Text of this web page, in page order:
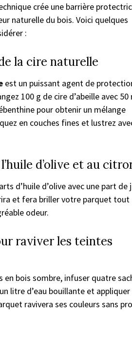
crée une barrière
naturelle du bois. Voici quelques
:
la cire naturelle
est un puissant agent de
100 g de cire d’abeille avec 50
pour obtenir un mélange
en couches fines et lustrez
d’olive et au
d’huile d’olive avec une part de
et fera briller votre parquet tout
odeur.
raviver les teintes
en bois sombre, infuser quatre
litre d’eau bouillante et appliquer
ravivera ses couleurs sans